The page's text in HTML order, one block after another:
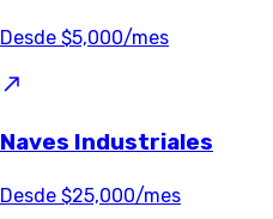
Desde $5,000/mes
Naves Industriales
Desde $25,000/mes